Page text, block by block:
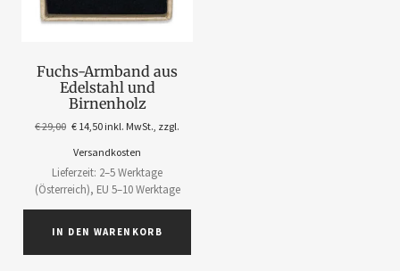
Fuchs-Armband aus
Edelstahl und
Birnenholz
€29,00 € 14,50 inkl. MwSt., zzgl.
Versandkosten
Lieferzeit: 2–5 Werktage
(Österreich), EU 5–10 Werktage
IN DEN WARENKORB